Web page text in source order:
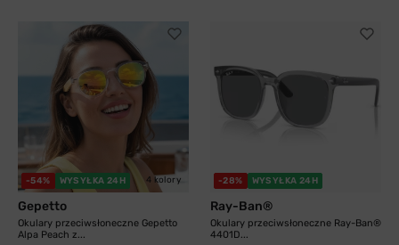
-54% WYSYŁKA 24H 4 kolory
Gepetto
Okulary przeciwsłoneczne Gepetto
Alpa Peach z...
-28% WYSYŁKA 24H
Ray-Ban®
Okulary przeciwsłoneczne Ray-Ban®
4401D...